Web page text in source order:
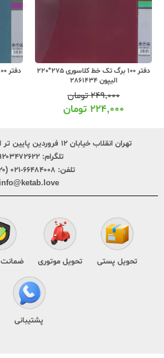
دفتر 100 برگ تک خط کلاسوری 275*220
الیپون 2861434
۲۴۹,۰۰۰تومان
۲۲۴,۰۰۰ تومان
تهران انقلاب خیابان ۱۲ فروردین پایین تر از وحید نظری پلاک ۲۴۹
تلگرام:
تلفن: ۶۶۴۸۴۰۰۸-۰۲۱ (۲۰ خط)
info@ketab.love
تحویل پستی تحویل موتوری
پشتیبانی